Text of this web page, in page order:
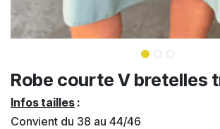
Robe courte V bretelles
Infos tailles :
Convient du 38 au 44/46